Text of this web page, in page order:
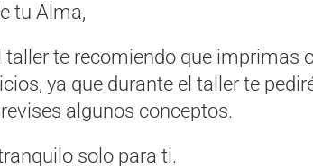
tu Alma,
te recomiendo que imprimas
ya que durante el taller te
algunos conceptos.
solo para ti.